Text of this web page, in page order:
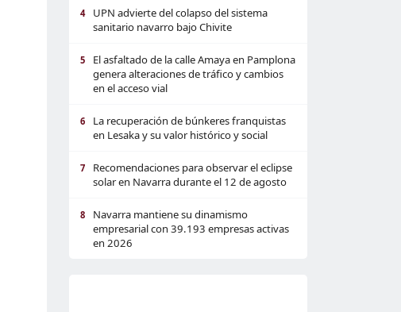
4
UPN advierte del colapso del sistema
sanitario navarro bajo Chivite
5
El asfaltado de la calle Amaya en Pamplona
genera alteraciones de tráfico y cambios
en el acceso vial
6
La recuperación de búnkeres franquistas
en Lesaka y su valor histórico y social
7
Recomendaciones para observar el eclipse
solar en Navarra durante el 12 de agosto
8
Navarra mantiene su dinamismo
empresarial con 39.193 empresas activas
en 2026